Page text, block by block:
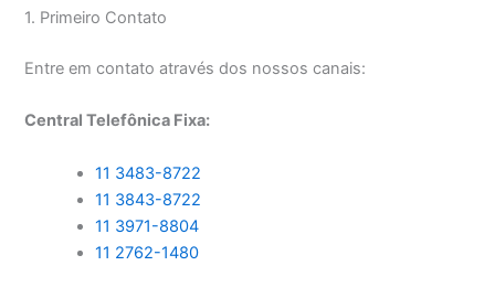
1. Primeiro Contato
Entre em contato através dos nossos canais:
Central Telefônica Fixa:
11 3483-8722
11 3843-8722
11 3971-8804
11 2762-1480